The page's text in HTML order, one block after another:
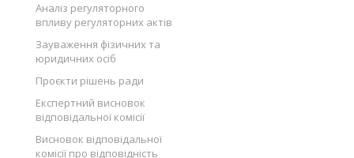
Аналіз регуляторного
впливу регуляторних актів
Зауваження фізичних та
юридичних осіб
Проєкти рішень ради
Експертний висновок
відповідальної комісії
Висновок відповідальної
комісії про відповідність